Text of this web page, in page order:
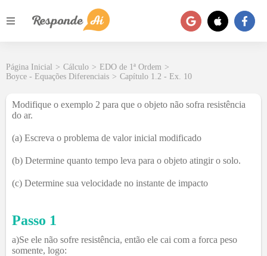
Página Inicial > Cálculo > EDO de 1ª Ordem >
Boyce - Equações Diferenciais > Capítulo 1.2 - Ex. 10
Modifique o exemplo 2 para que o objeto não sofra resistência
do ar.
(a) Escreva o problema de valor inicial modificado
(b) Determine quanto tempo leva para o objeto atingir o solo.
(c) Determine sua velocidade no instante de impacto
Passo 1
a)Se ele não sofre resistência, então ele cai com a forca peso
somente, logo: